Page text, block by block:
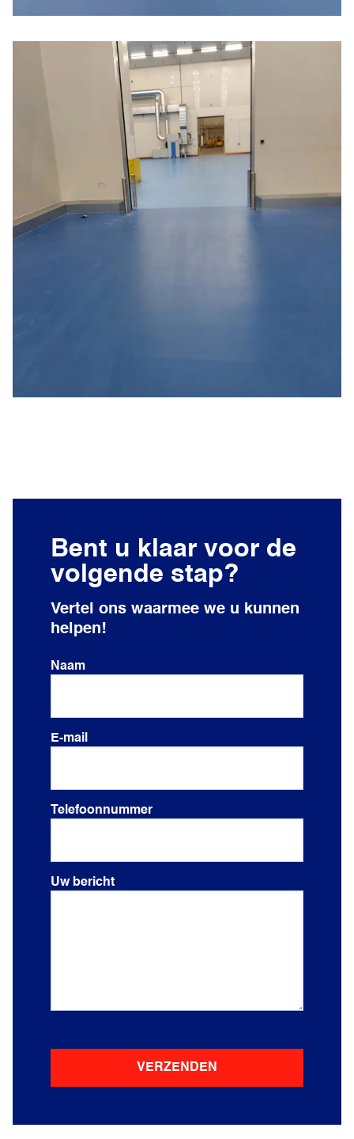
Bent u klaar voor de
volgende stap?
Vertel ons waarmee we u kunnen
helpen!
Naam
E-mail
Telefoonnummer
Uw bericht
VERZENDEN